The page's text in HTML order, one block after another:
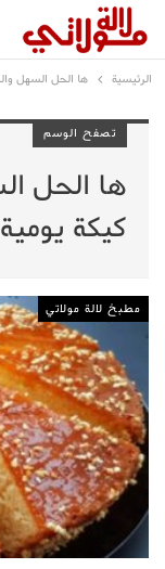
الرئيسية ها الحل السهل
تصفح الوسم
ها الحل
كيكة
مطبخ لالة مولاتي